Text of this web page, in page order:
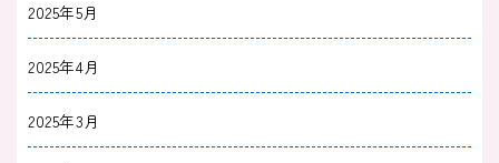
2025年5月
2025年4月
2025年3月